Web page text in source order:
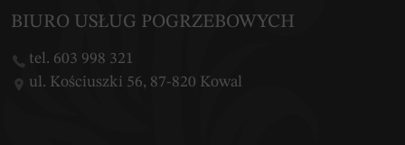
BIURO USŁUG POGRZEBOWYCH
tel. 603 998 321
ul. Kościuszki 56, 87-820 Kowal